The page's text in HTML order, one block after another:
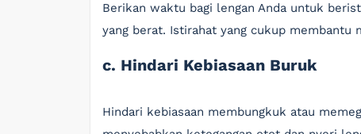
Berikan waktu bagi lengan Anda untuk
yang berat. Istirahat yang cukup membantu
c. Hindari Kebiasaan Buruk
Hindari kebiasaan membungkuk atau